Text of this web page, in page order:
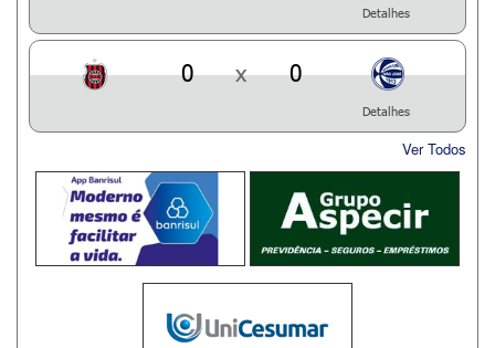
Detalhes
0 x 0
Detalhes
Ver Todos